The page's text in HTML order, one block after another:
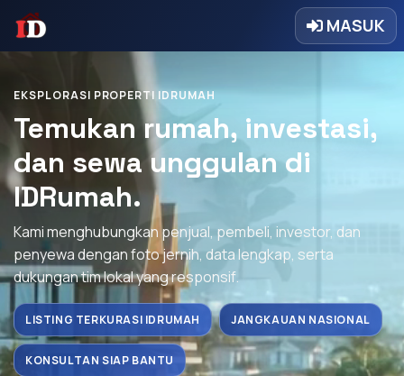
MASUK
EKSPLORASI PROPERTI IDRUMAH
Temukan rumah, investasi,
dan sewa unggulan di
IDRumah.
Kami menghubungkan penjual, pembeli, investor, dan
penyewa dengan foto jernih, data lengkap, serta
dukungan tim lokal yang responsif.
LISTING TERKURASI IDRUMAH JANGKAUAN NASIONAL
KONSULTAN SIAP BANTU